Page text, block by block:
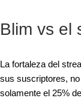
Blim vs el
La fortaleza del
sus suscriptores,
solamente el 25%